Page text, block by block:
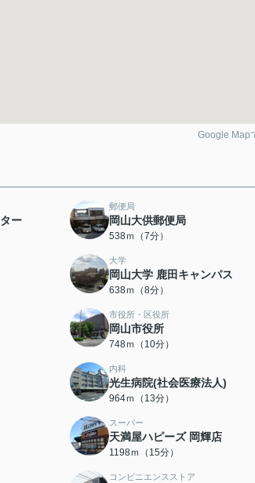
Google Map
ー
郵便局
岡山大供郵便局
538ｍ（7分）
大学
岡山大学 鹿田キャンパス
638ｍ（8分）
市役所・区役所
岡山市役所
748ｍ（10分）
内科
光生病院(社会医療法人)
964ｍ（13分）
スーパー
天満屋ハピーズ 岡輝店
1198ｍ（15分）
コンビニエンスストア